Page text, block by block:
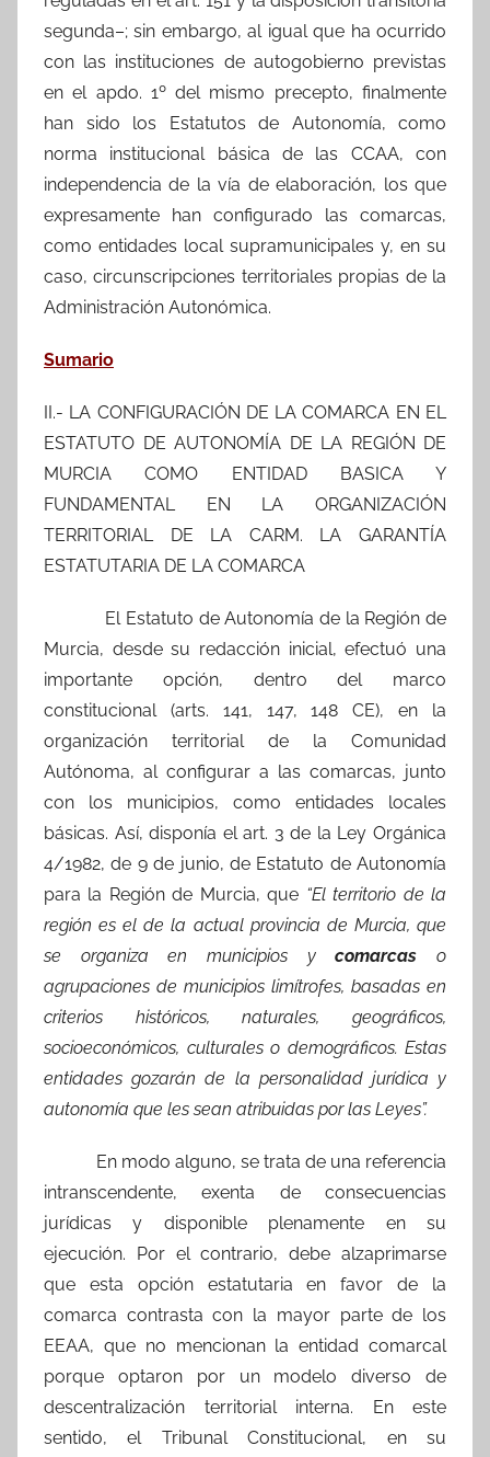
segunda–; sin embargo, al igual que ha ocurrido
con las instituciones de autogobierno previstas
en el apdo. 1º del mismo precepto, finalmente
han sido los Estatutos de Autonomía, como
norma institucional básica de las CCAA, con
independencia de la vía de elaboración, los que
expresamente han configurado las comarcas,
como entidades local supramunicipales y, en su
caso, circunscripciones territoriales propias de la
Administración Autonómica.
Sumario
II.- LA CONFIGURACIÓN DE LA COMARCA EN EL
ESTATUTO DE AUTONOMÍA DE LA REGIÓN DE
MURCIA COMO ENTIDAD BASICA Y
FUNDAMENTAL EN LA ORGANIZACIÓN
TERRITORIAL DE LA CARM. LA GARANTÍA
ESTATUTARIA DE LA COMARCA
El Estatuto de Autonomía de la Región de
Murcia, desde su redacción inicial, efectuó una
importante opción, dentro del marco
constitucional (arts. 141, 147, 148 CE), en la
organización territorial de la Comunidad
Autónoma, al configurar a las comarcas, junto
con los municipios, como entidades locales
básicas. Así, disponía el art. 3 de la Ley Orgánica
4/1982, de 9 de junio, de Estatuto de Autonomía
para la Región de Murcia, que “El territorio de la
región es el de la actual provincia de Murcia, que
se organiza en municipios ycomarcas o
agrupaciones de municipios limítrofes, basadas en
criterios históricos, naturales, geográficos,
socioeconómicos, culturales o demográficos. Estas
entidades gozarán de la personalidad jurídica y
autonomía que les sean atribuidas por las Leyes”.
En modo alguno, se trata de una referencia
intranscendente, exenta de consecuencias
jurídicas y disponible plenamente en su
ejecución. Por el contrario, debe alzaprimarse
que esta opción estatutaria en favor de la
comarca contrasta con la mayor parte de los
EEAA, que no mencionan la entidad comarcal
porque optaron por un modelo diverso de
descentralización territorial interna. En este
sentido, el Tribunal Constitucional, en su